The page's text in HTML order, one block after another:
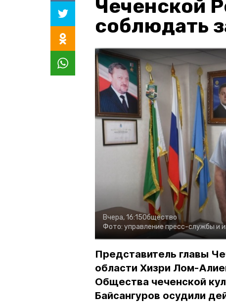
Чеченской
соблюдать
Вчера, 16:15Общество
Фото: управление пресс-службы и
Представитель главы
области Хизри Лом-
Общества чеченской
Байсангуров осудили